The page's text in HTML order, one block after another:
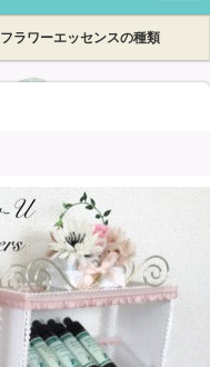
フラワーエッセンスの種類